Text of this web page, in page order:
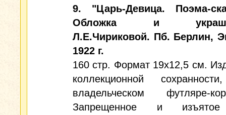
9. "Царь-Девица. Поэма-
Обложка и
Л.Е.Чириковой. Пб. Берлин,
1922 г.
160 стр. Формат 19х12,5 см.
коллекционной
владельческом футляре-
Запрещенное и